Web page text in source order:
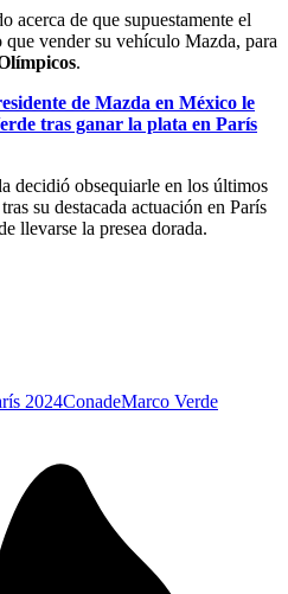
acerca de que supuestamente el
vender su vehículo Mazda, para
.
de Mazda en México le
tras ganar la plata en París
decidió obsequiarle en los últimos
su destacada actuación en París
llevarse la presea dorada.
2024ConadeMarco Verde